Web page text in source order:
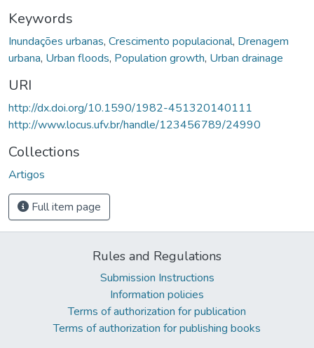
Keywords
Inundações urbanas, Crescimento populacional, Drenagem
urbana, Urban floods, Population growth, Urban drainage
URI
http://dx.doi.org/10.1590/1982-451320140111
http://www.locus.ufv.br/handle/123456789/24990
Collections
Artigos
Full item page
Rules and Regulations
Submission Instructions
Information policies
Terms of authorization for publication
Terms of authorization for publishing books